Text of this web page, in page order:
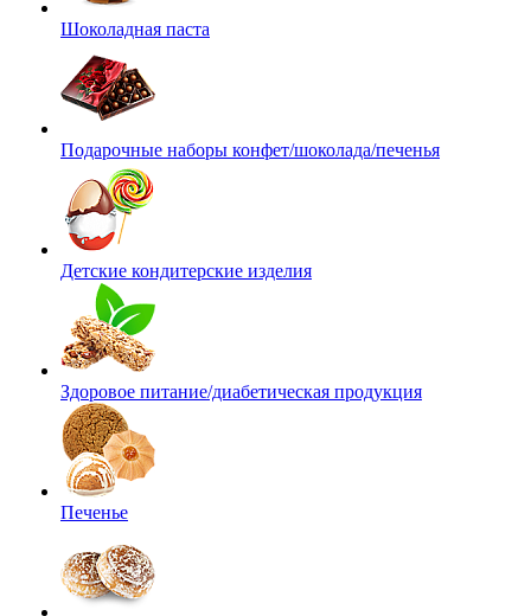
Шоколадная паста
Подарочные наборы конфет/шоколада/печенья
Детские кондитерские изделия
Здоровое питание/диабетическая продукция
Печенье